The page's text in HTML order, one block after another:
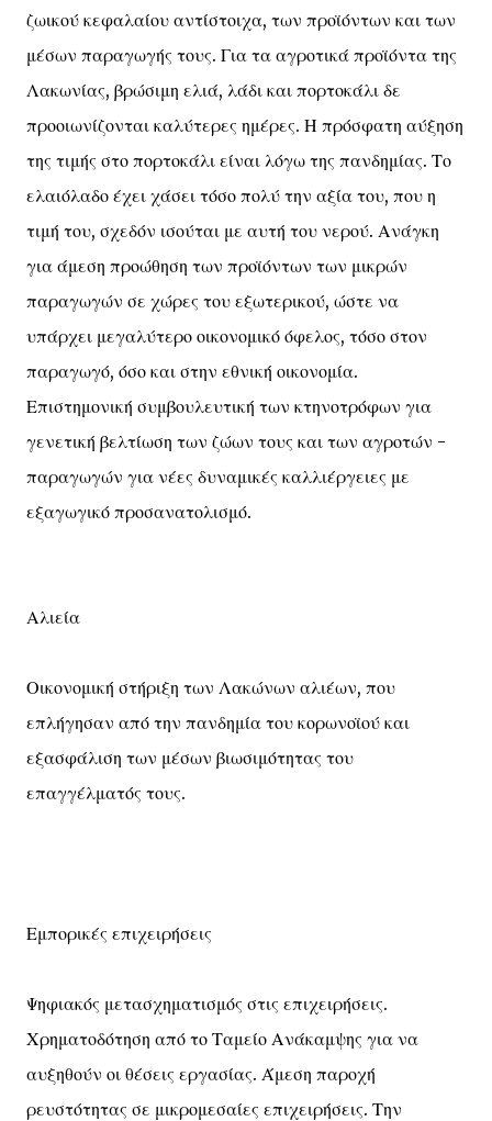
ζωικού κεφαλαίου αντίστοιχα, των προϊόντων και των
μέσων παραγωγής τους. Για τα αγροτικά προϊόντα της
Λακωνίας, βρώσιμη ελιά, λάδι και πορτοκάλι δε
προοιωνίζονται καλύτερες ημέρες. Η πρόσφατη αύξηση
της τιμής στο πορτοκάλι είναι λόγω της πανδημίας. Το
ελαιόλαδο έχει χάσει τόσο πολύ την αξία του, που η
τιμή του, σχεδόν ισούται με αυτή του νερού. Ανάγκη
για άμεση προώθηση των προϊόντων των μικρών
παραγωγών σε χώρες του εξωτερικού, ώστε να
υπάρχει μεγαλύτερο οικονομικό όφελος, τόσο στον
παραγωγό, όσο και στην εθνική οικονομία.
Επιστημονική συμβουλευτική των κτηνοτρόφων για
γενετική βελτίωση των ζώων τους και των αγροτών -
παραγωγών για νέες δυναμικές καλλιέργειες με
εξαγωγικό προσανατολισμό.
Αλιεία
Οικονομική στήριξη των Λακώνων αλιέων, που
επλήγησαν από την πανδημία του κορωνοϊού και
εξασφάλιση των μέσων βιωσιμότητας του
επαγγέλματός τους.
Εμπορικές επιχειρήσεις
Ψηφιακός μετασχηματισμός στις επιχειρήσεις.
Χρηματοδότηση από το Ταμείο Ανάκαμψης για να
αυξηθούν οι θέσεις εργασίας. Άμεση παροχή
ρευστότητας σε μικρομεσαίες επιχειρήσεις. Την